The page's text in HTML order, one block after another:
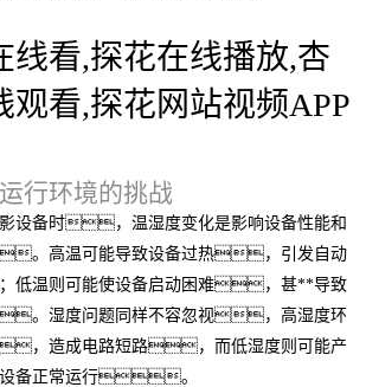
线看,探花在线播放,杏
观看,探花网站视频APP
行环境的挑战
设备时，温湿度变化是影响设备性能和
。高温可能导致设备过热，引发自动
低温则可能使设备启动困难，甚**导致
。湿度问题同样不容忽视，高湿度环
，造成电路短路，而低湿度则可能产
备正常运行。